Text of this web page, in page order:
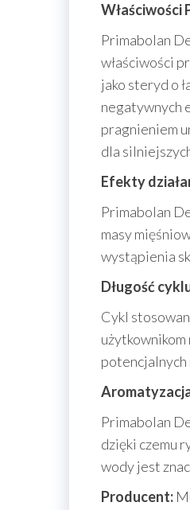
Właściwości
Primabolan
właściwości
jako steryd o
negatywnych
pragnieniem
dla
Efekty
Primabolan
masy
wystąpienia
Długość
Cykl
Primabolan
dzięki czemu
wody jest
Producent: